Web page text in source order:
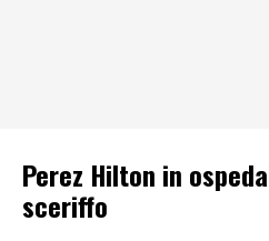
Perez Hilton in
sceriffo